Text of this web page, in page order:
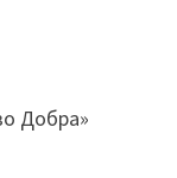
Добра»